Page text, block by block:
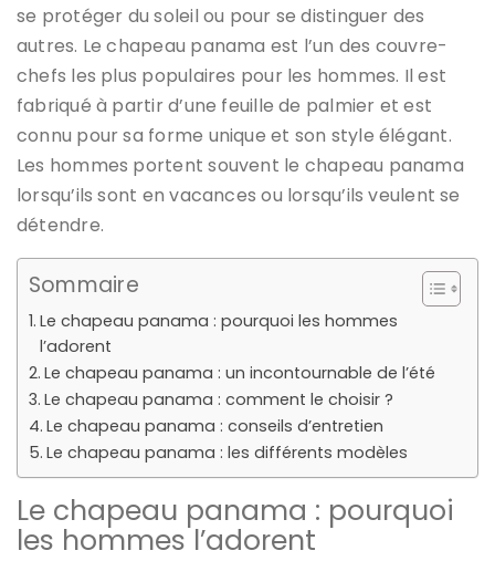
se protéger du soleil ou pour se distinguer des
autres. Le chapeau panama est l’un des couvre-
chefs les plus populaires pour les hommes. Il est
fabriqué à partir d’une feuille de palmier et est
connu pour sa forme unique et son style élégant.
Les hommes portent souvent le chapeau panama
lorsqu’ils sont en vacances ou lorsqu’ils veulent se
détendre.
Sommaire
Le chapeau panama : pourquoi les hommes
l’adorent
Le chapeau panama : un incontournable de l’été
Le chapeau panama : comment le choisir ?
Le chapeau panama : conseils d’entretien
Le chapeau panama : les différents modèles
Le chapeau panama : pourquoi
les hommes l’adorent